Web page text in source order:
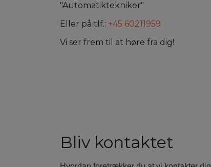
"Automatiktekniker"
Eller på tlf.: +45 60211959
Vi ser frem til at høre fra dig!
Bliv kontaktet